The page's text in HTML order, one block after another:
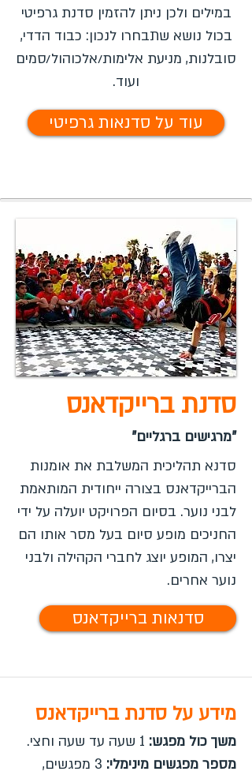
במילים ולכן ניתן להזמין סדנת גרפיטי
בכול נושא שתבחרו לנכון: כבוד הדדי,
סובלנות, מניעת אלימות/אלכוהול/סמים
ועוד.
עוד על סדנאות גרפיטי
סדנת ברייקדאנס
"מרגישים ברגליים"
סדנא תהליכית המשלבת את אומנות
הברייקדאנס בצורה ייחודית המותאמת
לבני נוער. בסיום הפרויקט יועלה על ידי
החניכים מופע סיום בעל מסר אותו הם
יצרו, המופע יוצג לחברי הקהילה ולבני
נוער אחרים.
סדנאות ברייקדאנס
מידע על סדנת ברייקדאנס
משך כול מפגש:
מספר מפגשים מינימלי:
3 מפגשים,